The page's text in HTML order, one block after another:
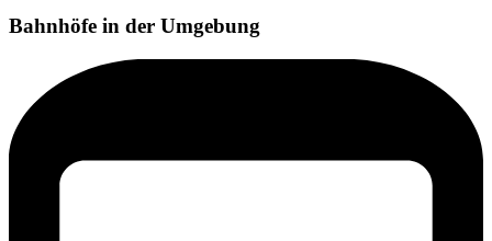
Bahnhöfe in der Umgebung